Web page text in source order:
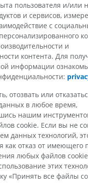
and Mitchell, A.W.M. (2009).
for Students.(2nd ed.)
the Nose in‘National Human
URL:
anatomy-
пользователя и/или
и сервисов,
с
и
контента. Для
информации
отозвать или
в любое время,
нашим
cookie. Если вы не
данных технологий,
как отказ от
любых файлов
этих
«Принять все файлы